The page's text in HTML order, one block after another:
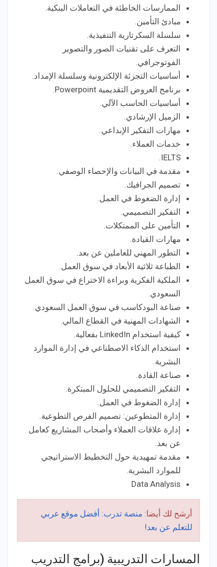
الممارسات الخاطئة في التعاملات البنكية.
مبادئ التأمين.
سلسلة السكرتارية التنفيذية.
التعرف على تقنيات الصور والتصوير
الفوتوجرافي.
أساسيات التجزئة الإلكترونية وسلسلة الإمداد.
برنامج العروض التقديمية Powerpoint.
أساسيات الحاسب الآلي.
الزميل الإرشادي.
مهارات التفكير الإبداعي.
خدمات العملاء.
IELTS.
مقدمة في البيانات والإحصاء الوصفي.
تصميم الجرافيك.
إدارة الضغوط في العمل.
التفكير التصميمي.
التأمين على الممتكلات.
مهارات القيادة.
التطور المهني للعاملين عن بعد.
الطباعة ثلاثية الأبعاد في سوق العمل.
الملكية الفكرية وبراءة الاختراع في سوق العمل
السعودي.
صناعة البودكاسب في سوق العمل السعودي.
الشهادات المهنية في القطاع المالي.
كيفية استخدام LinkedIn بفعالية.
استخدام الذكاء الاصطناعي في إدارة الموارد
البشرية.
صناعة القادة.
التفكير التصميمي للحلول المبتكرة.
إدارة الضغوط في العمل.
إدارة المتطوعين: تصميم الفرص التطوعية.
إدارة علاقات العملاء وأصحاب المشاريع كعامل
عن بعد.
مقدمة تمهيدية حول التخطيط الاستراتيجي
للموارد البشرية.
Data Analysis
أرشح لك أيضا: منصة تدرب: أفضل موقع عربي
للتعلم عن بعد!
المسارات التدريبية (برامج التدريب